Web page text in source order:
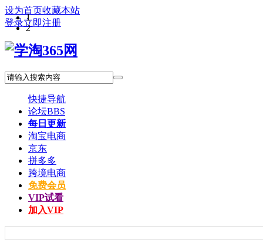
设为首页收藏本站
登录立即注册
快捷导航
论坛BBS
每日更新
淘宝电商
京东
拼多多
跨境电商
免费会员
VIP试看
加入VIP
1
2